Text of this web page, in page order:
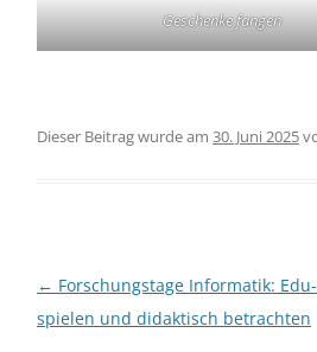
Geschenke fangen
Dieser Beitrag wurde am 30. Juni 2025
Beitragsnavigation
← Forschungstage Informatik:
spielen und didaktisch betrachten